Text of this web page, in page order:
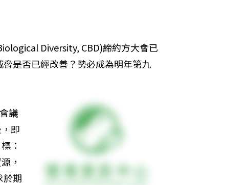
Diversity, CBD)締約方大會已
是否已經改善？勢必成為明年第九
議
即
：
，
於期